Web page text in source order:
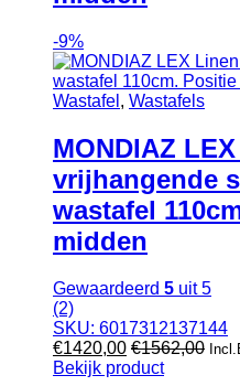
-9%
Wastafel , Wastafels
MONDIAZ
vrijhangende
wastafel
midden
Gewaardeerd 5 uit 5
(2)
SKU: 6017312137144
€1420,00 €1562,00
Bekijk product